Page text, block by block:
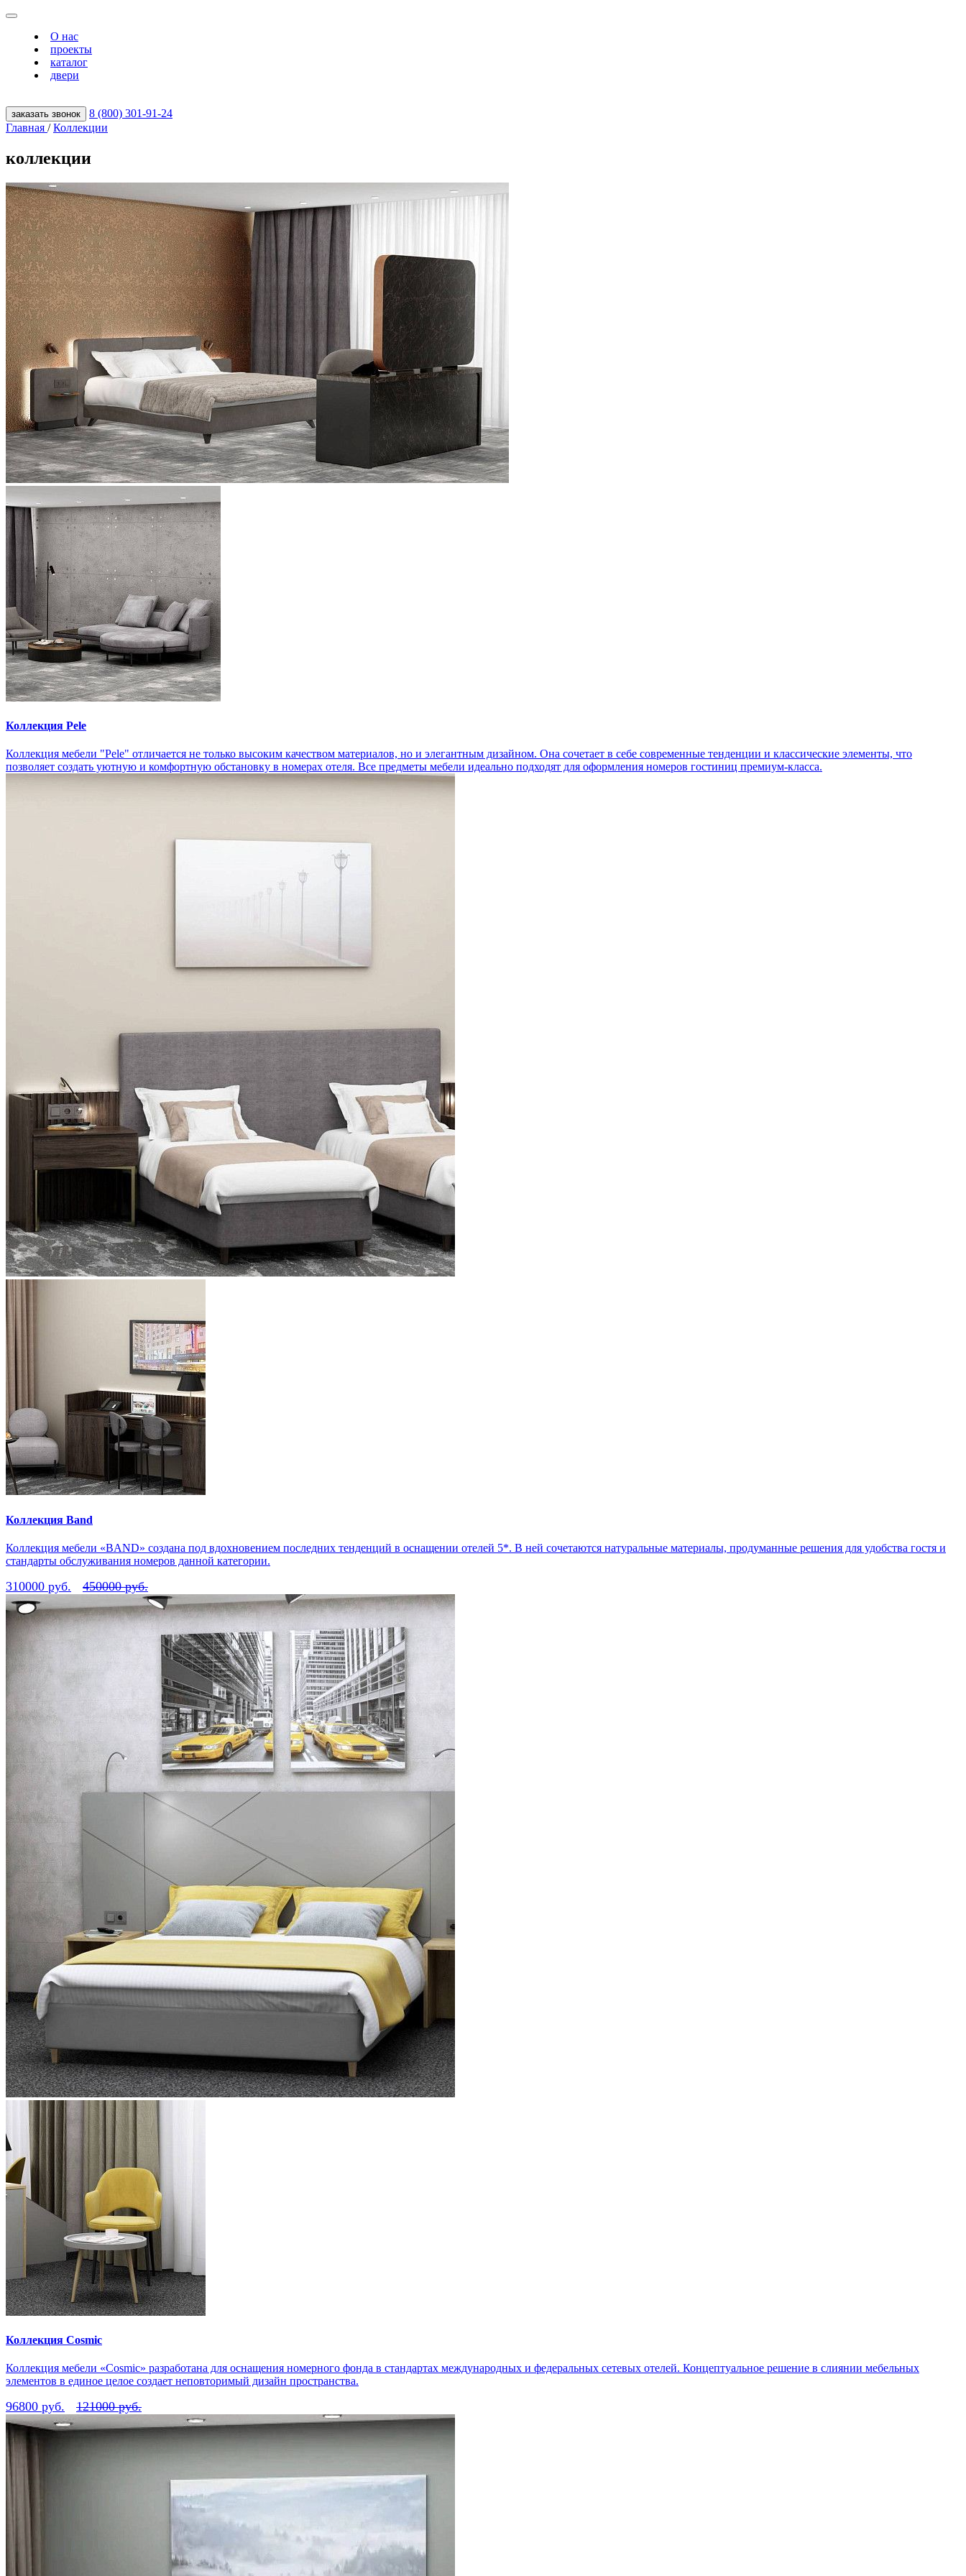
О нас
проекты
каталог
двери
заказать звонок
8 (800) 301‑91‑24
Главная / Коллекции
коллекции
Коллекция Pele
Коллекция мебели "Pele" отличается не только высоким качеством материалов, но и элегантным дизайном. Она сочетает в себе современные тенденции и классические элементы, что
позволяет создать уютную и комфортную обстановку в номерах отеля. Все предметы мебели идеально подходят для оформления номеров гостиниц премиум-класса.
Коллекция Band
Коллекция мебели «BAND» создана под вдохновением последних тенденций в оснащении отелей 5*. В ней сочетаются натуральные материалы, продуманные решения для удобства гостя и
стандарты обслуживания номеров данной категории.
310000 руб. 450000 руб.
Коллекция Cosmic
Коллекция мебели «Cosmic» разработана для оснащения номерного фонда в стандартах международных и федеральных сетевых отелей. Концептуальное решение в слиянии мебельных
элементов в единое целое создает неповторимый дизайн пространства.
96800 руб. 121000 руб.